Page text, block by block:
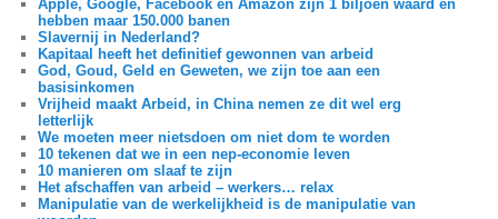
Apple, Google, Facebook en Amazon zijn 1 biljoen waard en
hebben maar 150.000 banen
Slavernij in Nederland?
Kapitaal heeft het definitief gewonnen van arbeid
God, Goud, Geld en Geweten, we zijn toe aan een
basisinkomen
Vrijheid maakt Arbeid, in China nemen ze dit wel erg
letterlijk
We moeten meer nietsdoen om niet dom te worden
10 tekenen dat we in een nep-economie leven
10 manieren om slaaf te zijn
Het afschaffen van arbeid – werkers… relax
Manipulatie van de werkelijkheid is de manipulatie van